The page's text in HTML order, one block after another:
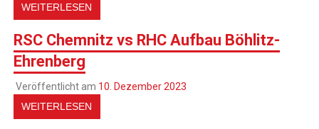
WEITERLESEN
RSC Chemnitz vs RHC Aufbau Böhlitz-
Ehrenberg
Veröffentlicht am 10. Dezember 2023
WEITERLESEN